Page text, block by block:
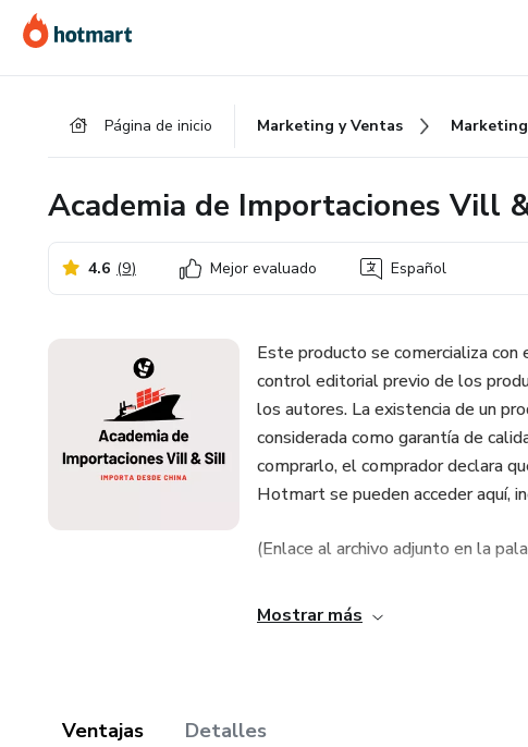
contenido
la
pie
Página de inicio Marketing y Ventas
Academia de Importaciones Vill
4.6 (9) Mejor evaluado Español
Este producto se comercializa
control editorial previo de los
los autores. La existencia de un
considerada como garantía de
comprarlo, el comprador declara
Hotmart se pueden acceder aquí,
(Enlace al archivo adjunto en la
Mostrar más
Ventajas Detalles